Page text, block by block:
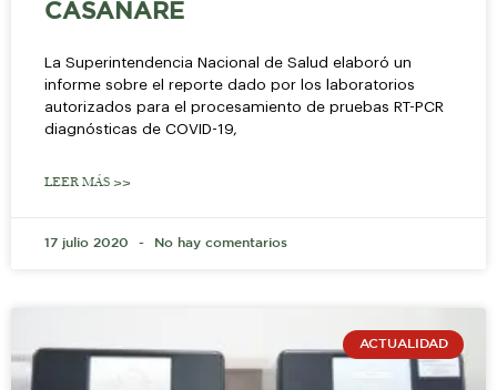
CASANARE
La Superintendencia Nacional de Salud elaboró un
informe sobre el reporte dado por los laboratorios
autorizados para el procesamiento de pruebas RT-PCR
diagnósticas de COVID-19,
LEER MÁS >>
17 julio 2020 No hay comentarios
ACTUALIDAD